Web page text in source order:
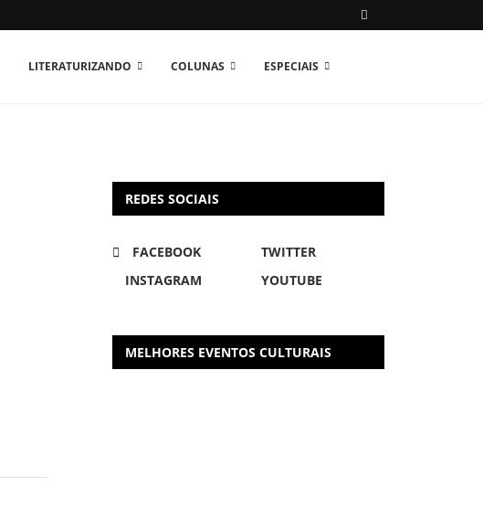
LITERATURIZANDO COLUNAS ESPECIAIS
REDES SOCIAIS
FACEBOOK
TWITTER
INSTAGRAM
YOUTUBE
MELHORES EVENTOS CULTURAIS